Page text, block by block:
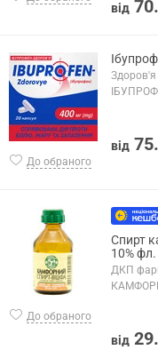
від
До обраного
Здоров'я
від
До обраного
Спирт
10%
ДКП
від